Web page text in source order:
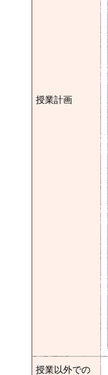
授業計画
授業以外での